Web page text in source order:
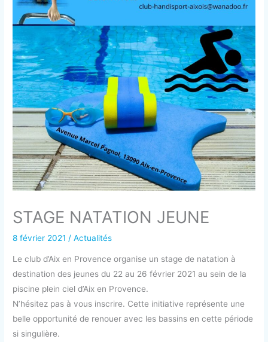
STAGE NATATION JEUNE
8 février 2021 /Actualités
Le club d’Aix en Provence organise un stage de natation à
destination des jeunes du 22 au 26 février 2021 au sein de la
piscine plein ciel d’Aix en Provence.
N’hésitez pas à vous inscrire. Cette initiative représente une
belle opportunité de renouer avec les bassins en cette période
si singulière.